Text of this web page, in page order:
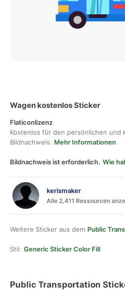
Wagen kostenlos Sticker
Flaticonlizenz
Kostenlos für den persönlichen und
Bildnachweis. Mehr Informationen
Bildnachweis ist erforderlich. Wie
kerismaker
Alle 2,411 Ressourcen
Weitere Sticker aus dem Public
Stil: Generic Sticker Color Fill
Public Transportation